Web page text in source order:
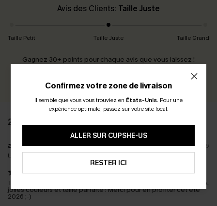
Avis des Clients: Taille Juste
Taille Petit Taille Juste Taille Grand
Gagnez 30+ points pour chaque avis que vous laissez !
2 AVIS
a****
15/05/2026
La taille achetée:
Toujours satisfaite des produits et de la livraison ! Bonne qualité,
jolies couleurs et taille parfaite ! Merci pour en profiter cet été
2026 ;-)
Confirmez votre zone de livraison
Il semble que vous vous trouviez en États-Unis. Pour une
expérience optimale, passez sur votre site local.
ALLER SUR CUPSHE-US
RESTER ICI